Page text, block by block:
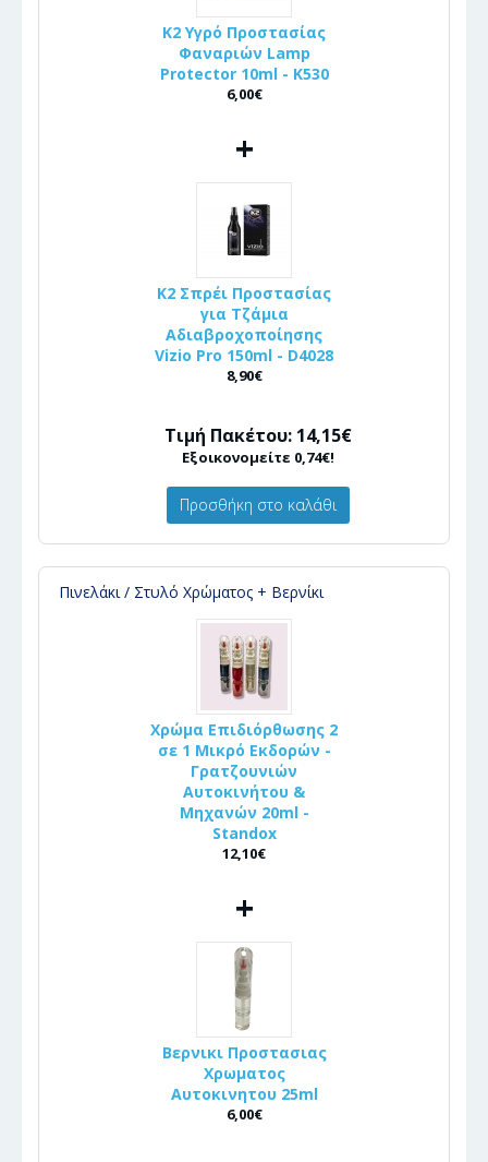
K2 Υγρό Προστασίας
Φαναριών Lamp
Protector 10ml - K530
6,00€
+
K2 Σπρέι Προστασίας
για Τζάμια
Αδιαβροχοποίησης
Vizio Pro 150ml - D4028
8,90€
Τιμή Πακέτου: 14,15€
Εξοικονομείτε 0,74€!
Προσθήκη στο καλάθι
Πινελάκι / Στυλό Χρώματος + Βερνίκι
Χρώμα Επιδιόρθωσης 2
σε 1 Μικρό Εκδορών -
Γρατζουνιών
Αυτοκινήτου &
Μηχανών 20ml -
Standox
12,10€
+
Βερνικι Προστασιας
Χρωματος
Αυτοκινητου 25ml
6,00€